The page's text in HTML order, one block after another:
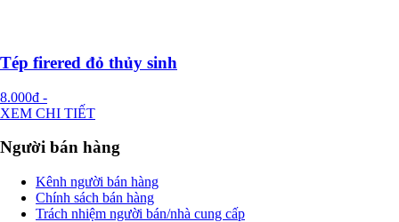
Tép firered đỏ thủy sinh
8.000đ -
XEM CHI TIẾT
Người bán hàng
Kênh người bán hàng
Chính sách bán hàng
Trách nhiệm người bán/nhà cung cấp